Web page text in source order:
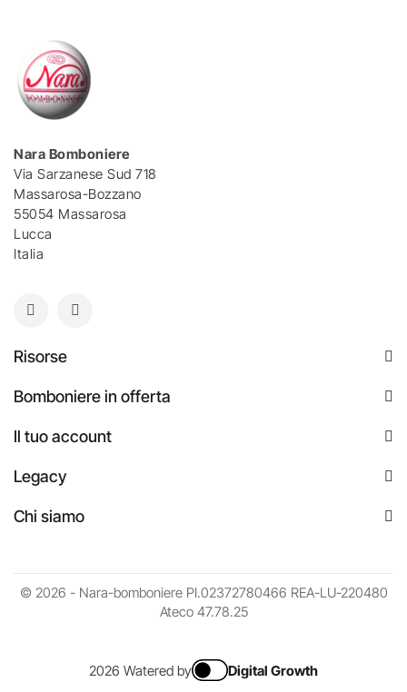
Nara Bomboniere
Via Sarzanese Sud 718
Massarosa-Bozzano
55054 Massarosa
Lucca
Italia
Risorse
Bomboniere in offerta
Il tuo account
Legacy
Chi siamo
© 2026 - Nara-bomboniere PI.02372780466 REA-LU-220480
Ateco 47.78.25
2026 Watered by Digital Growth